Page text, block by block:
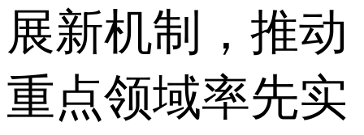
展新机制，推动
重点领域率先实